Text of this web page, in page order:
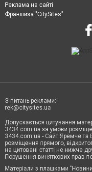
Реклама на сайті
Франшиза "CitySites"
З питань реклами:
rek@citysites.ua
Допускається цитування
3434.com.ua за умови
3434.com.ua - Сайт Яремче та
розміщення прямого,
на цитовані статті не нижче
Порушення виняткових прав
Матеріали з плашками